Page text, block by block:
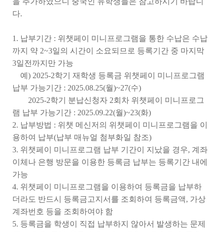
다.
1. 납부기간 : 위챗페이 미니프로그램을 통한 수납은 수납
까지 약 2~3일의 시간이 소요되므로 등록기간 중 마지막
3일전까지만 가능
예) 2025-2학기 재학생 등록금 위챗페이 미니프로그램
납부 가능기간 : 2025.08.25(월)~27(수)
2025-2학기 분납신청자 2회차 위챗페이 미니프로그
램 납부 가능기간 : 2025.09.22(월)~23(화)
2. 납부방법 : 위챗 메신저의 위챗페이 미니프로그램을 이
용하여 납부(납부 매뉴얼 첨부화일 참조)
3. 위챗페이 미니프로그램 납부 기간이 지났을 경우, 계좌
이체나 은행 방문을 이용한 등록금 납부는 등록기간 내에
가능
4. 위챗페이 미니프로그램을 이용하여 등록금을 납부하
더라도 반드시 등록금고지서를 조회하여 등록금액, 가상
계좌번호 등을 조회하여야 함
5. 등록금을 학생이 직접 납부하지 않아서 발생하는 문제